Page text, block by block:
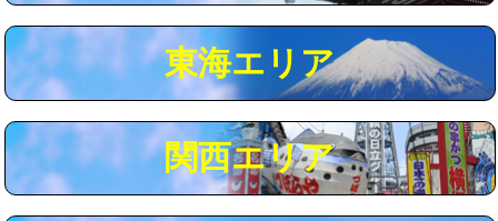
コンクリート斫り（厚さ10㎝まで） 27,500円
コンクリート斫り（厚さ10㎝超え） 38,500円
モルタル補修（厚さ10㎝まで） 27,500円
モルタル補修（厚さ10㎝超え） 38,500円
追加人工 16,500円
東海エリア
関西エリア